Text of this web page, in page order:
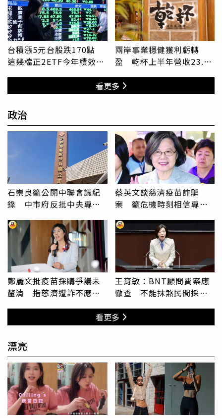
台積漲5元台股跌170點
這幾檔正2ETF今年績效逾
兩岸事業穩健獲利虧轉
盈 乾杯上半年營收23.7
看更多
政治
石崇良籲公開中聯會議紀
錄 中市府反批中央專家
蔡英文談慈濟疫苗詐騙
案 籲危機時刻相信專
鄭麗文批疫苗採購爭議未
釐清 指慈濟遭詐不應成
王育敏：BNT顧問費案應
徹查 不能抹煞民間採購
看更多
漂亮